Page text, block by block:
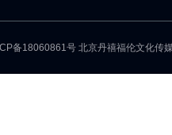
备18060861号 北京丹禧福伦文化传